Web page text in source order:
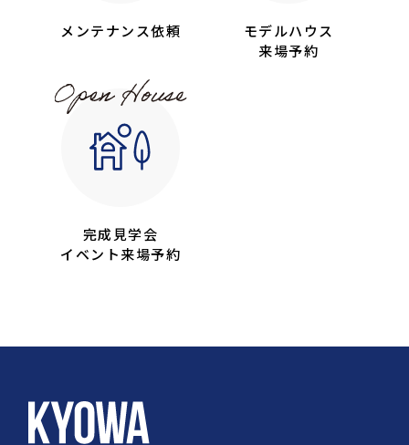
メンテナンス依頼
モデルハウス
来場予約
完成見学会
イベント来場予約